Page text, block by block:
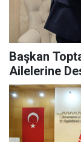
Başkan
Ailelerine